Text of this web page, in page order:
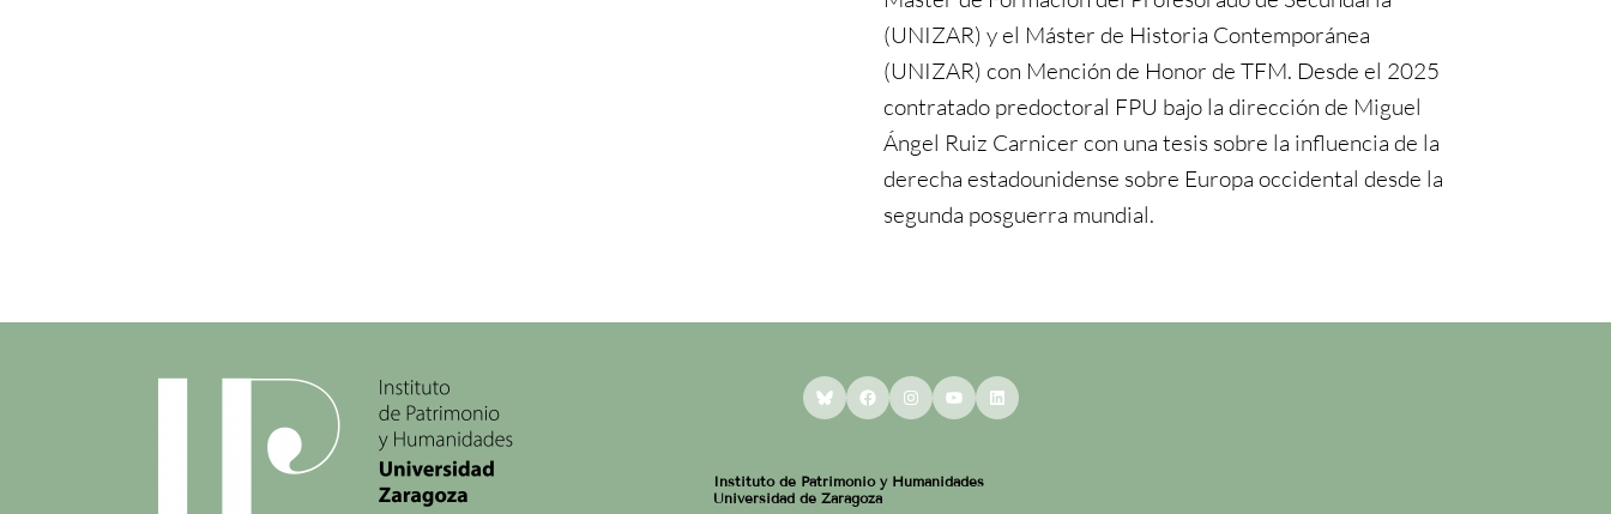
(UNIZAR) y el Máster de Historia Contemporánea
(UNIZAR) con Mención de Honor de TFM. Desde el 2025
contratado predoctoral FPU bajo la dirección de Miguel
Ángel Ruiz Carnicer con una tesis sobre la influencia de la
derecha estadounidense sobre Europa occidental desde la
segunda posguerra mundial.
BlueskyFacebookInstagram
YouTubeLinkedIn
Instituto de Patrimonio y Humanidades
Universidad de Zaragoza